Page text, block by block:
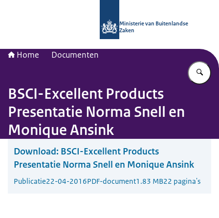
Ministerie van Buitenlandse
Zaken
Home Documenten
BSCI-Excellent Products
Presentatie Norma Snell en
Monique Ansink
Download: BSCI-Excellent Products
Presentatie Norma Snell en Monique Ansink
Publicatie22-04-2016PDF-document1.83 MB22 pagina's